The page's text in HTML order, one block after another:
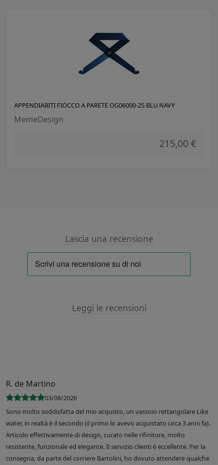
APPENDIABITI FIOCCO A PARETE OG06000-25 BLU NAVY
MemeDesign
215,00 €
Lascia una recensione
Leggi le recensioni
R. de Martino
03/08/2026
Sono molto soddisfatta del mio acquisto, un vassoio rettangolare Like
water, in realtà è il secondo (il primo lo avevo acquistato circa 3 anni fa).
Articolo effettivamente di design, curato nelle rifiniture, molto
resistente, funzionale ed elegante. Il servizio clienti è eccellente. Per la
consegna, da parte del corriere Bartolini, ho dovuto attendere qualche